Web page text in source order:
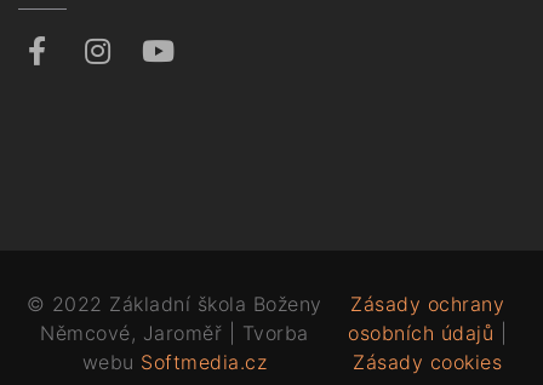
© 2022 Základní škola Boženy
Němcové, Jaroměř | Tvorba
webu Softmedia.cz
Zásady ochrany
osobních údajů
Zásady cookies